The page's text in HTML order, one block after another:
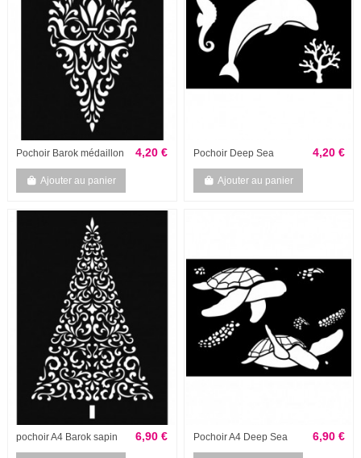
Pochoir Barok médaillon 4,20 €
Ajouter au panier
Pochoir Deep Sea 4,20 €
Ajouter au panier
pochoir A4 Barok sapin 6,90 € Pochoir A4 Deep Sea 6,90 €